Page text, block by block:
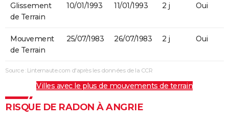
Glissement
de Terrain
10/01/1993 11/01/1993 2 j Oui
Mouvement
de Terrain
25/07/1983 26/07/1983 2 j Oui
Source : Linternaute.com d'après les données de la CCR
Villes avec le plus de mouvements de terrain
RISQUE DE RADON À ANGRIE